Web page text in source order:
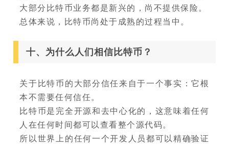
大部分比特币业务都是新兴的，尚不提供保险。
总体来说，比特币尚处于成熟的过程当中。
十、为什么人们相信比特币？
关于比特币的大部分信任来自于一个事实：它根
本不需要任何信任。
比特币是完全开源和去中心化的，这意味着任何
人在任何时间都可以查看整个源代码。
所以世界上的任何一个开发人员都可以精确验证